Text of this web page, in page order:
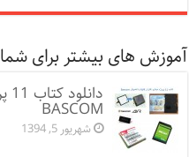
آموزش های بیشتر برای شما
BASCOM
شهریور 5, 1394